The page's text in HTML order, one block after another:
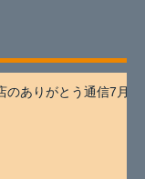
のありがとう通信7月